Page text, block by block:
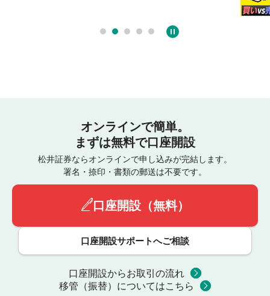
オンラインで簡単。
まずは無料で口座開設
松井証券ならオンラインで申し込みが完結します。
署名・捺印・書類の郵送は不要です。
口座開設（無料）
口座開設サポートへご相談
口座開設からお取引の流れ
移管（振替）についてはこちら